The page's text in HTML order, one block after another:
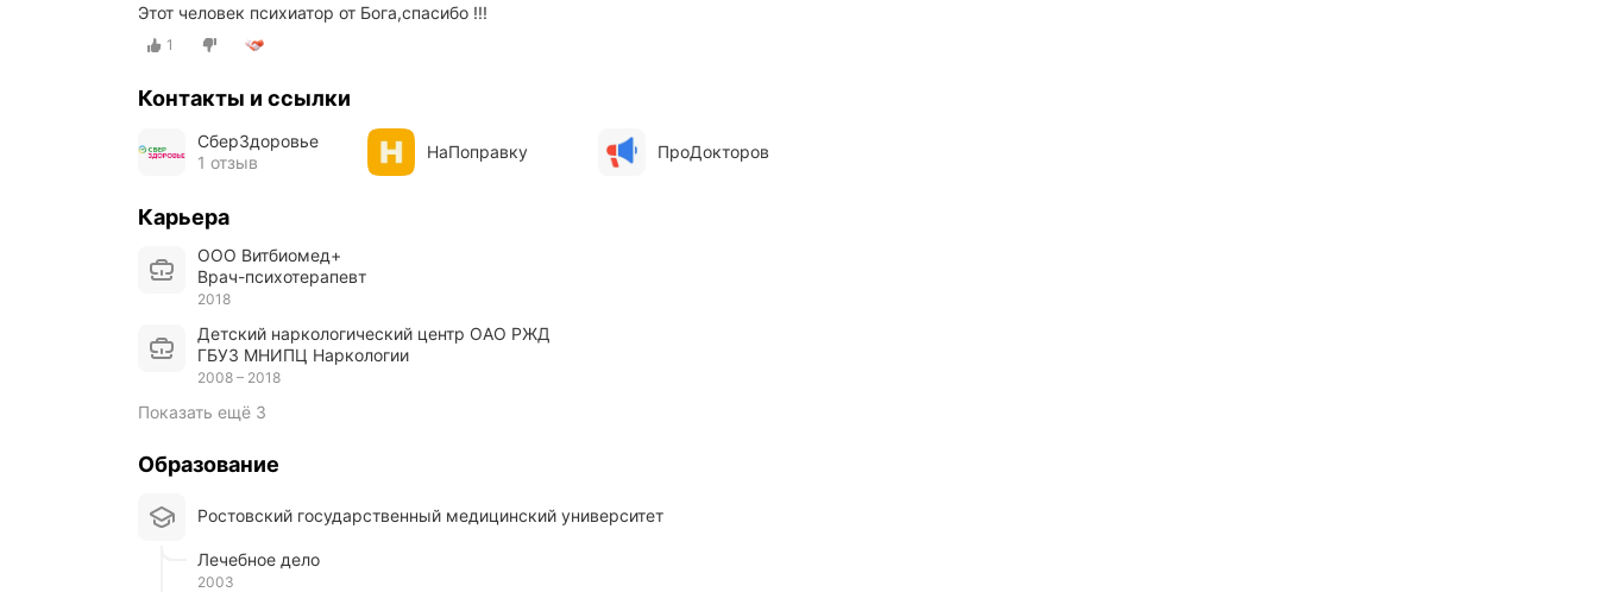
Этот человек психиатор от Бога,спасибо !!!
1
Контакты и ссылки
СберЗдоровье
1 отзыв
НаПоправку ПроДокторов
Карьера
ООО Витбиомед+
Врач-психотерапевт
2018
Детский наркологический центр ОАО РЖД
ГБУЗ МНИПЦ Наркологии
2008 – 2018
Показать ещё 3
Образование
Ростовский государственный медицинский университет
Лечебное дело
2003